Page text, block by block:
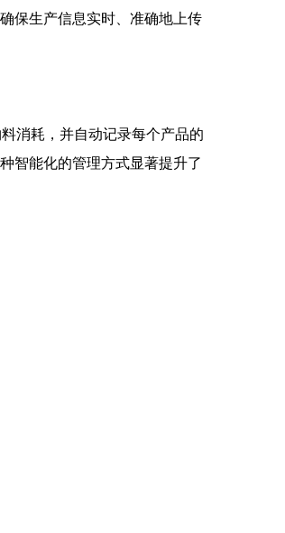
保生产信息实时、准确地上传
消耗，并自动记录每个产品的
智能化的管理方式显著提升了